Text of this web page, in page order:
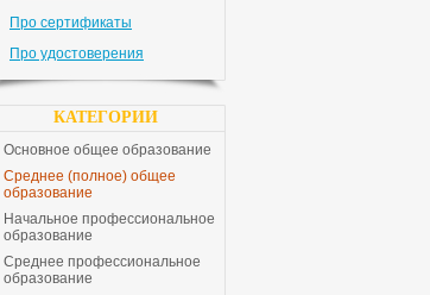
Про сертификаты
Про удостоверения
КАТЕГОРИИ
Основное общее образование
Среднее (полное) общее
образование
Начальное профессиональное
образование
Среднее профессиональное
образование